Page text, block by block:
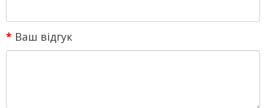
Ваш відгук